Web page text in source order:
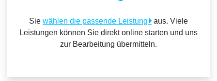
Sie wählen die passende Leistung
aus. Viele
Leistungen können Sie direkt online starten und uns
zur Bearbeitung übermitteln.